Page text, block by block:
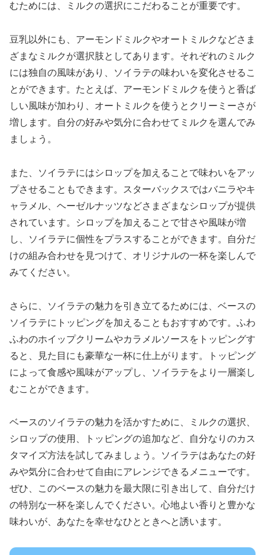
むためには、ミルクの選択にこだわることが重要です。
豆乳以外にも、アーモンドミルクやオートミルクなどさま
ざまなミルクが選択肢としてあります。それぞれのミルク
には独自の風味があり、ソイラテの味わいを変化させるこ
とができます。たとえば、アーモンドミルクを使うと香ば
しい風味が加わり、オートミルクを使うとクリーミーさが
増します。自分の好みや気分に合わせてミルクを選んでみ
ましょう。
また、ソイラテにはシロップを加えることで味わいをアッ
プさせることもできます。スターバックスではバニラやキ
ャラメル、ヘーゼルナッツなどさまざまなシロップが提供
されています。シロップを加えることで甘さや風味が増
し、ソイラテに個性をプラスすることができます。自分だ
けの組み合わせを見つけて、オリジナルの一杯を楽しんで
みてください。
さらに、ソイラテの魅力を引き立てるためには、ベースの
ソイラテにトッピングを加えることもおすすめです。ふわ
ふわのホイップクリームやカラメルソースをトッピングす
ると、見た目にも豪華な一杯に仕上がります。トッピング
によって食感や風味がアップし、ソイラテをより一層楽し
むことができます。
ベースのソイラテの魅力を活かすために、ミルクの選択、
シロップの使用、トッピングの追加など、自分なりのカス
タマイズ方法を試してみましょう。ソイラテはあなたの好
みや気分に合わせて自由にアレンジできるメニューです。
ぜひ、このベースの魅力を最大限に引き出して、自分だけ
の特別な一杯を楽しんでください。心地よい香りと豊かな
味わいが、あなたを幸せなひとときへと誘います。